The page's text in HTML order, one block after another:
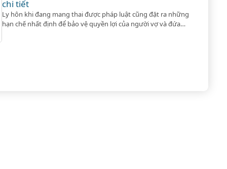
chi tiết
Ly hôn khi đang mang thai được pháp luật cũng đặt ra những
hạn chế nhất định để bảo vệ quyền lợi của người vợ và đứa